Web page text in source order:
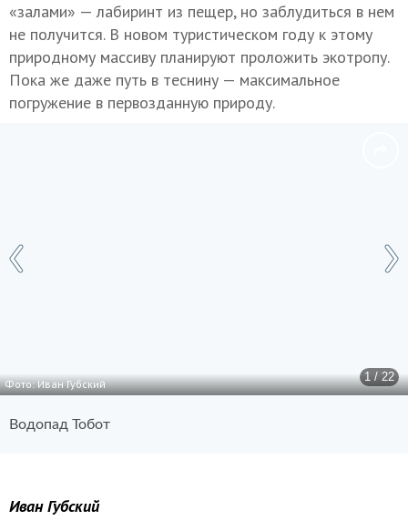
«залами» — лабиринт из пещер, но заблудиться в нем
не получится. В новом туристическом году к этому
природному массиву планируют проложить экотропу.
Пока же даже путь в теснину — максимальное
погружение в первозданную природу.
1 / 22
Фото: Иван Губский
Водопад Тобот
Иван Губский